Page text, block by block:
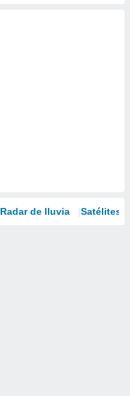
Radar de lluvia Satélites